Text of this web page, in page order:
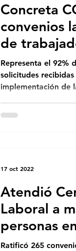
Concreta
convenios
de
Representa el 92%
solicitudes
implementación de
Atendió
Laboral a
personas
semanas
Ratificó 265
17 oct 2022